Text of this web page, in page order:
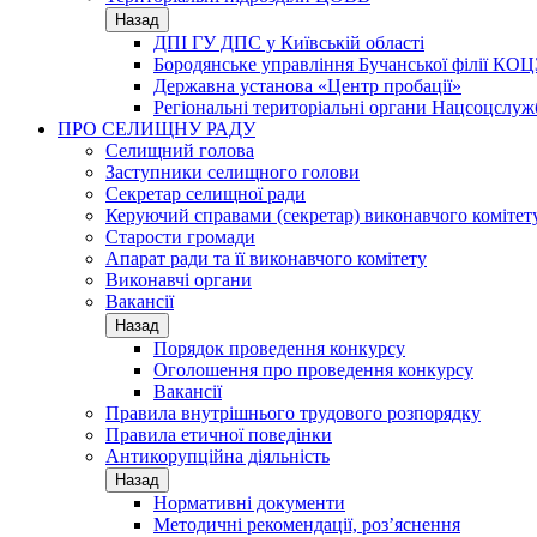
Назад
ДПІ ГУ ДПС у Київській області
Бородянське управління Бучанської філії
Державна установа «Центр пробації»
Регіональні територіальні органи
ПРО СЕЛИЩНУ РАДУ
Селищний голова
Заступники селищного голови
Секретар селищної ради
Керуючий справами (секретар) виконавчого
Старости громади
Апарат ради та її виконавчого комітету
Виконавчі органи
Вакансії
Назад
Порядок проведення конкурсу
Оголошення про проведення конкурсу
Вакансії
Правила внутрішнього трудового розпорядку
Правила етичної поведінки
Антикорупційна діяльність
Назад
Нормативні документи
Методичні рекомендації, роз’яснення